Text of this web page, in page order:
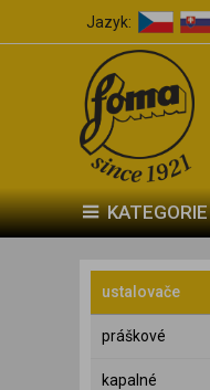
Jazyk:
KATEGORIE
ustalovače
práškové
kapalné